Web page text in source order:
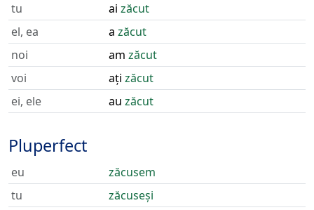
tu
ai zăcut
el, ea
a zăcut
noi
am zăcut
voi
ați zăcut
ei, ele
au zăcut
Pluperfect
eu
zăcusem
tu
zăcuseși